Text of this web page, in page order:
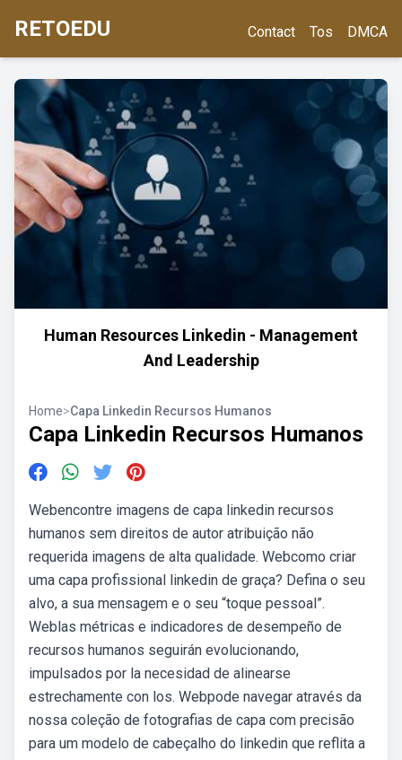
RETOEDU Contact Tos DMCA
Human Resources Linkedin - Management
And Leadership
Home>Capa Linkedin Recursos Humanos
Capa Linkedin Recursos Humanos
Webencontre imagens de capa linkedin recursos
humanos sem direitos de autor atribuição não
requerida imagens de alta qualidade. Webcomo criar
uma capa profissional linkedin de graça? Defina o seu
alvo, a sua mensagem e o seu “toque pessoal”.
Weblas métricas e indicadores de desempeño de
recursos humanos seguirán evolucionando,
impulsados por la necesidad de alinearse
estrechamente con los. Webpode navegar através da
nossa coleção de fotografias de capa com precisão
para um modelo de cabeçalho do linkedin que reflita a